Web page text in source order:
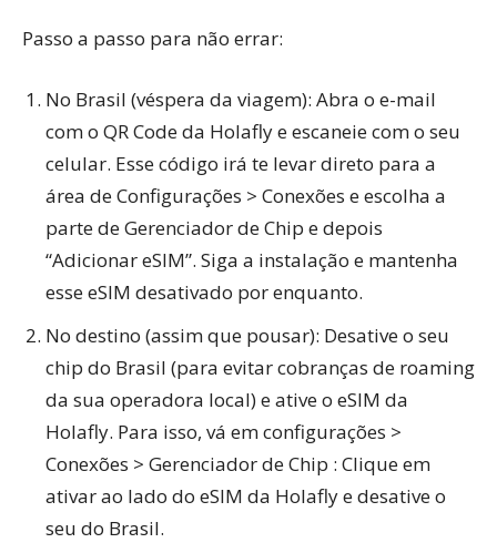
Passo a passo para não errar:
No Brasil (véspera da viagem): Abra o e-mail
com o QR Code da Holafly e escaneie com o seu
celular. Esse código irá te levar direto para a
área de Configurações > Conexões e escolha a
parte de Gerenciador de Chip e depois
“Adicionar eSIM”. Siga a instalação e mantenha
esse eSIM desativado por enquanto.
No destino (assim que pousar): Desative o seu
chip do Brasil (para evitar cobranças de roaming
da sua operadora local) e ative o eSIM da
Holafly. Para isso, vá em configurações >
Conexões > Gerenciador de Chip : Clique em
ativar ao lado do eSIM da Holafly e desative o
seu do Brasil.